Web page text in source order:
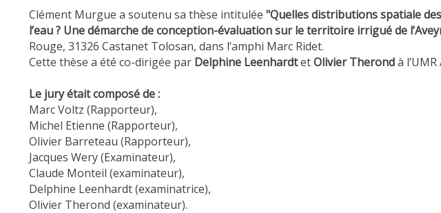
Clément Murgue a soutenu sa thèse intitulée "Quelles distributions spatiale
l’eau ? Une démarche de conception-évaluation sur le territoire irrigué de
Rouge, 31326 Castanet Tolosan, dans l’amphi Marc Ridet.
Cette thèse a été co-dirigée par Delphine LeenhardtetOlivier Therondà
Le jury était composé de :
Marc Voltz (Rapporteur),
Michel Etienne (Rapporteur),
Olivier Barreteau (Rapporteur),
Jacques Wery (Examinateur),
Claude Monteil (examinateur),
Delphine Leenhardt (examinatrice),
Olivier Therond (examinateur).